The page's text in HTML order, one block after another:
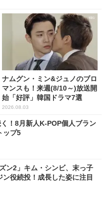
ナムグン・ミン&ジュノのブロ
マンスも！来週(8/10～)放送開
始「好評」韓国ドラマ7選
2026.08.03
！8月新人K-POP個人ブラン
ップ5
ン2」キム・シンビ、末っ子
役続投！成長した姿に注目